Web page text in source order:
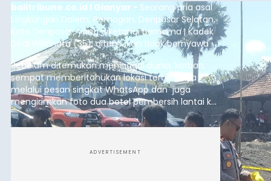
balitribune.co.id I Gianyar - Seorang pria asal
Lingkungan Dalem, Pemogan, Denpasar Selatan,
Kota Denpasar, yang diketahui bernama I Kadek
Dedi Wiranata (35), ditemukan tidak bernyawa di
pesisir Pantai Purnama, Sukawati.
Sebelum ditemukan meninggal dunia, korban
sempat memberitahukan lokasi terakhirnya
melalui pesan singkat WhatsApp dan juga
mengirimkan foto dua botol pembersih lantai ke
istrinya.
ADVERTISEMENT